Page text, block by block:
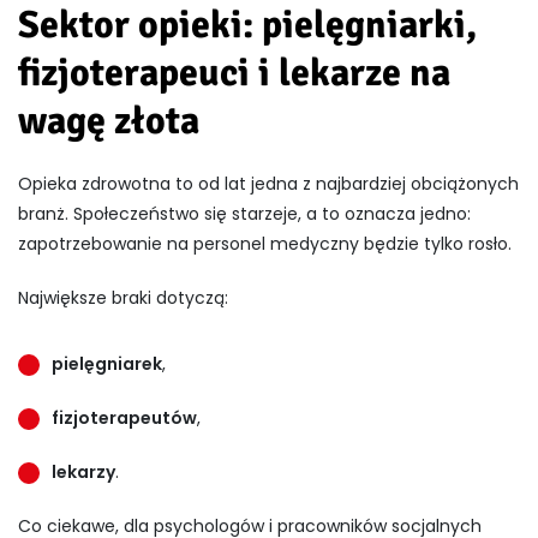
Sektor opieki: pielęgniarki,
fizjoterapeuci i lekarze na
wagę złota
Opieka zdrowotna to od lat jedna z najbardziej obciążonych
branż. Społeczeństwo się starzeje, a to oznacza jedno:
zapotrzebowanie na personel medyczny będzie tylko rosło.
Największe braki dotyczą:
pielęgniarek,
fizjoterapeutów,
lekarzy.
Co ciekawe, dla psychologów i pracowników socjalnych